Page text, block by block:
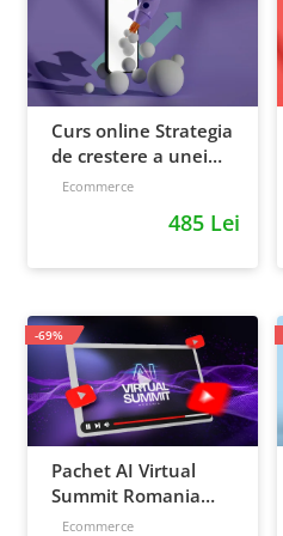
Curs online Strategia
de crestere a unei
afaceri - de la idee, la
Ecommerce
485 Lei
Pachet AI Virtual
Summit Romania
2026: inregistrari +
Ecommerce
-69%